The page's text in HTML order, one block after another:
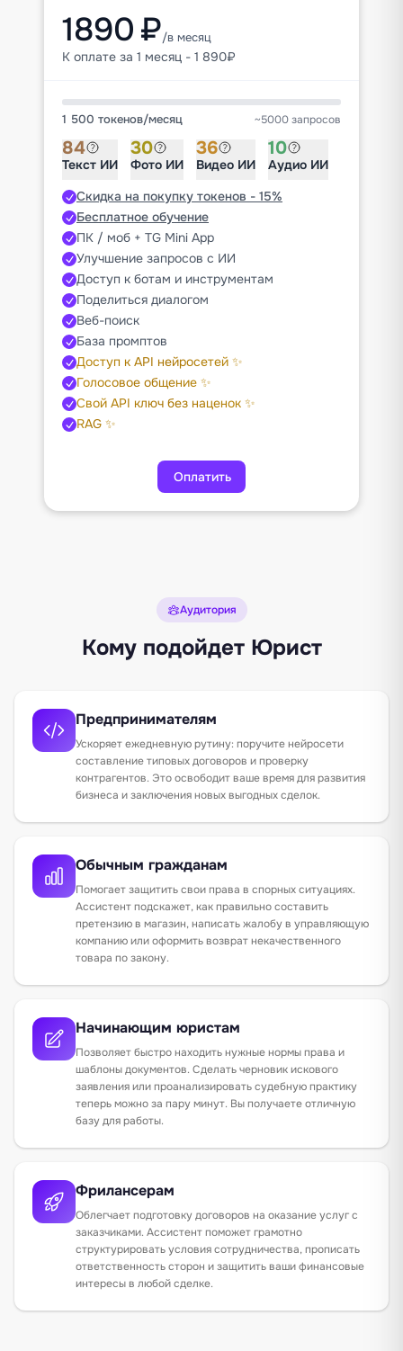
1890 ₽/в месяц
К оплате за 1 месяц - 1 890₽
1 500 токенов/месяц ~5000 запросов
84
Текст ИИ
30
Фото ИИ
36
Видео ИИ
10
Аудио ИИ
Скидка на покупку токенов - 15%
Бесплатное обучение
ПК / моб + TG Mini App
Улучшение запросов с ИИ
Доступ к ботам и инструментам
Поделиться диалогом
Веб-поиск
База промптов
Доступ к API нейросетей ✨
Голосовое общение ✨
Свой API ключ без наценок ✨
RAG ✨
Оплатить
Аудитория
Кому подойдет Юрист
Предпринимателям
Ускоряет ежедневную рутину: поручите нейросети
составление типовых договоров и проверку
контрагентов. Это освободит ваше время для развития
бизнеса и заключения новых выгодных сделок.
Обычным гражданам
Помогает защитить свои права в спорных ситуациях.
Ассистент подскажет, как правильно составить
претензию в магазин, написать жалобу в управляющую
компанию или оформить возврат некачественного
товара по закону.
Начинающим юристам
Позволяет быстро находить нужные нормы права и
шаблоны документов. Сделать черновик искового
заявления или проанализировать судебную практику
теперь можно за пару минут. Вы получаете отличную
базу для работы.
Фрилансерам
Облегчает подготовку договоров на оказание услуг с
заказчиками. Ассистент поможет грамотно
структурировать условия сотрудничества, прописать
ответственность сторон и защитить ваши финансовые
интересы в любой сделке.